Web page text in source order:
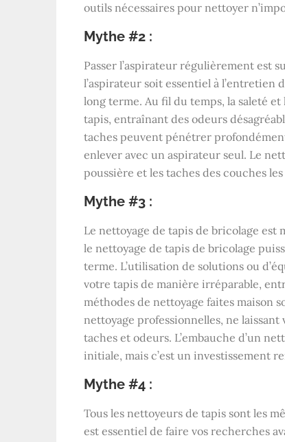
outils nécessaires pour nettoyer
Mythe #2 :
Passer l’aspirateur régulièrement est
l’aspirateur soit essentiel à l’entretien
long terme. Au fil du temps, la saleté
tapis, entraînant des odeurs
taches peuvent pénétrer
enlever avec un aspirateur seul. Le
poussière et les taches des couches
Mythe #3 :
Le nettoyage de tapis de bricolage est
le nettoyage de tapis de bricolage
terme. L’utilisation de solutions ou
votre tapis de manière irréparable,
méthodes de nettoyage faites maison
nettoyage professionnelles, ne
taches et odeurs. L’embauche d’un
initiale, mais c’est un investissement
Mythe #4 :
Tous les nettoyeurs de tapis sont les
est essentiel de faire vos recherches